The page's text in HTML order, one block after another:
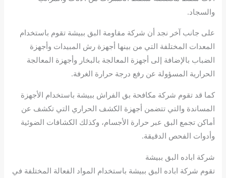
والسجاد.
على جانب آخر نجد أن شركة مقاومة البق ببيشة تقوم باستخدام
المعدات المختلفة التي من بينها أجهزة رش المبيدات وأجهزة
الضباب بالإضافة إلى أجهزة المعالجة بالبخار وأجهزة المعالجة
الحرارية المسؤولة عن رفع درجة حرارة الغرفة.
كما قد تقوم شركة مكافحة بق الفراش ببيشة باستخدام الأجهزة
المساندة والتي تتضمن أجهزة الكشف الحراري التي تكشف عن
أماكن تجمع البق عبر حرارة الأجسام، وكذلك الكشافات الضوئية
وأدوات الفحص الدقيقة.
شركة اباده البق ببيشة
تقوم شركة اباده البق ببيشة باستخدام المواد الفعالة المختلفة في